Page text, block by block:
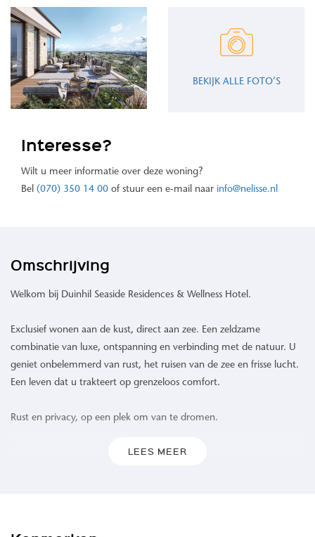
BEKIJK ALLE FOTO’S
Interesse?
Wilt u meer informatie over deze woning?
Bel (070) 350 14 00 of stuur een e-mail naar info@nelisse.nl
Omschrijving
Welkom bij Duinhil Seaside Residences & Wellness Hotel.
Exclusief wonen aan de kust, direct aan zee. Een zeldzame
combinatie van luxe, ontspanning en verbinding met de natuur. U
geniet onbelemmerd van rust, het ruisen van de zee en frisse lucht.
Een leven dat u trakteert op grenzeloos comfort.
Rust en privacy, op een plek om van te dromen.
LEES MEER